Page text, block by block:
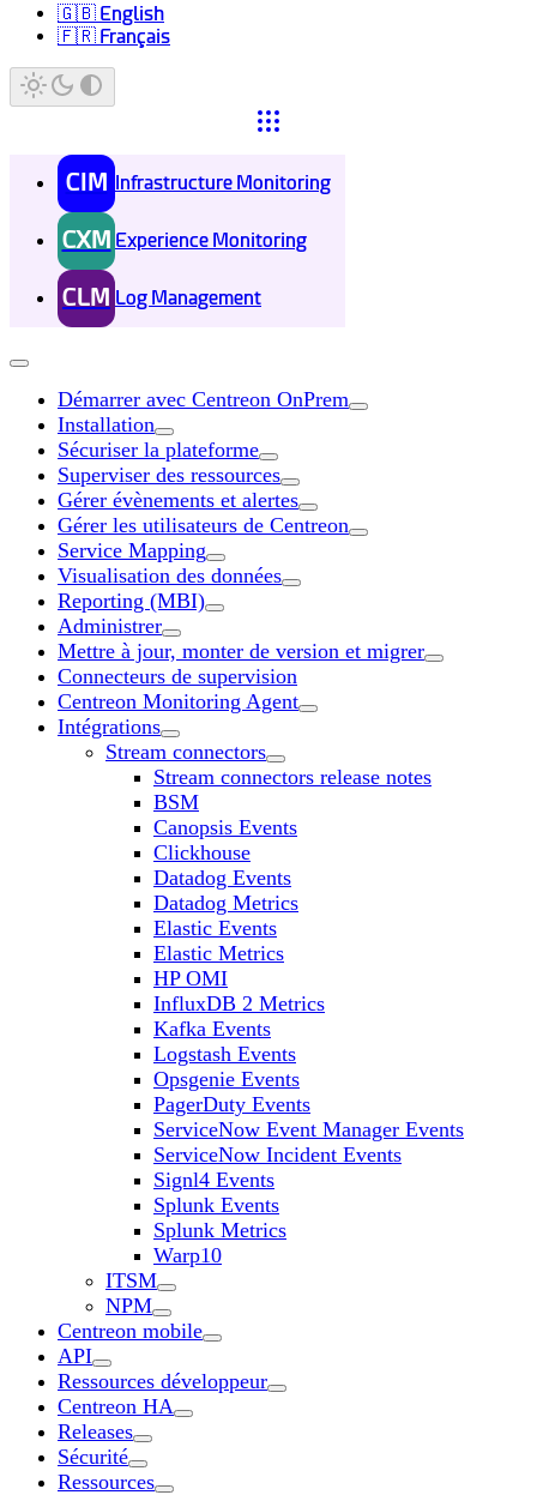
🇬🇧 English
🇫🇷 Français
CIM Infrastructure Monitoring
CXM Experience Monitoring
CLM Log Management
Démarrer avec Centreon OnPrem
Installation
Sécuriser la plateforme
Superviser des ressources
Gérer évènements et alertes
Gérer les utilisateurs de Centreon
Service Mapping
Visualisation des données
Reporting (MBI)
Administrer
Mettre à jour, monter de version et migrer
Connecteurs de supervision
Centreon Monitoring Agent
Intégrations
Stream connectors
Stream connectors release notes
BSM
Canopsis Events
Clickhouse
Datadog Events
Datadog Metrics
Elastic Events
Elastic Metrics
HP OMI
InfluxDB 2 Metrics
Kafka Events
Logstash Events
Opsgenie Events
PagerDuty Events
ServiceNow Event Manager Events
ServiceNow Incident Events
Signl4 Events
Splunk Events
Splunk Metrics
Warp10
ITSM
NPM
Centreon mobile
API
Ressources développeur
Centreon HA
Releases
Sécurité
Ressources